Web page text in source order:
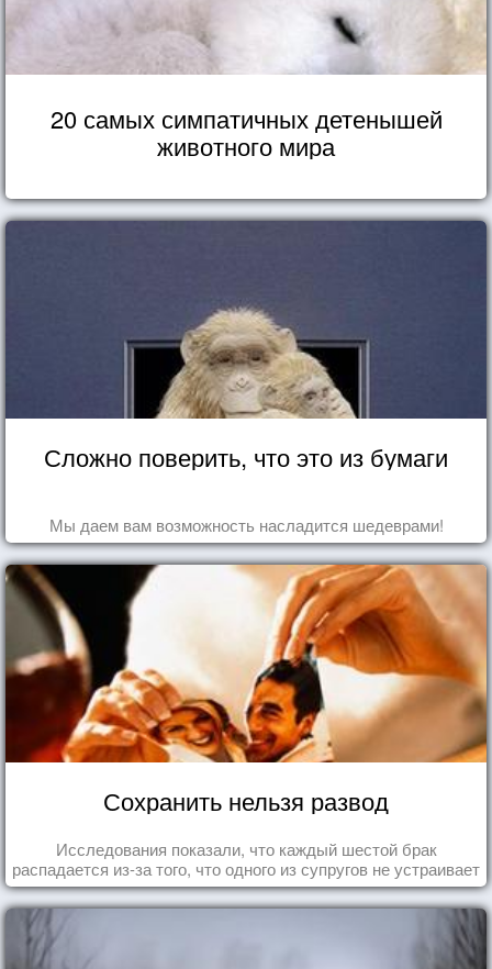
20 самых симпатичных детенышей
животного мира
Сложно поверить, что это из бумаги
Мы даем вам возможность насладится шедеврами!
Сохранить нельзя развод
Исследования показали, что каждый шестой брак
распадается из-за того, что одного из супругов не устраивает
та роль, которая выпала ему в семье.